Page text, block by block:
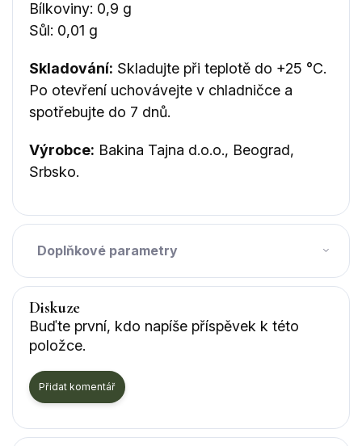
Bílkoviny: 0,9 g
Sůl: 0,01 g
Skladování: Skladujte při teplotě do +25 °C.
Po otevření uchovávejte v chladničce a
spotřebujte do 7 dnů.
Výrobce: Bakina Tajna d.o.o., Beograd,
Srbsko.
Doplňkové parametry
Diskuze
Buďte první, kdo napíše příspěvek k této
položce.
Přidat komentář